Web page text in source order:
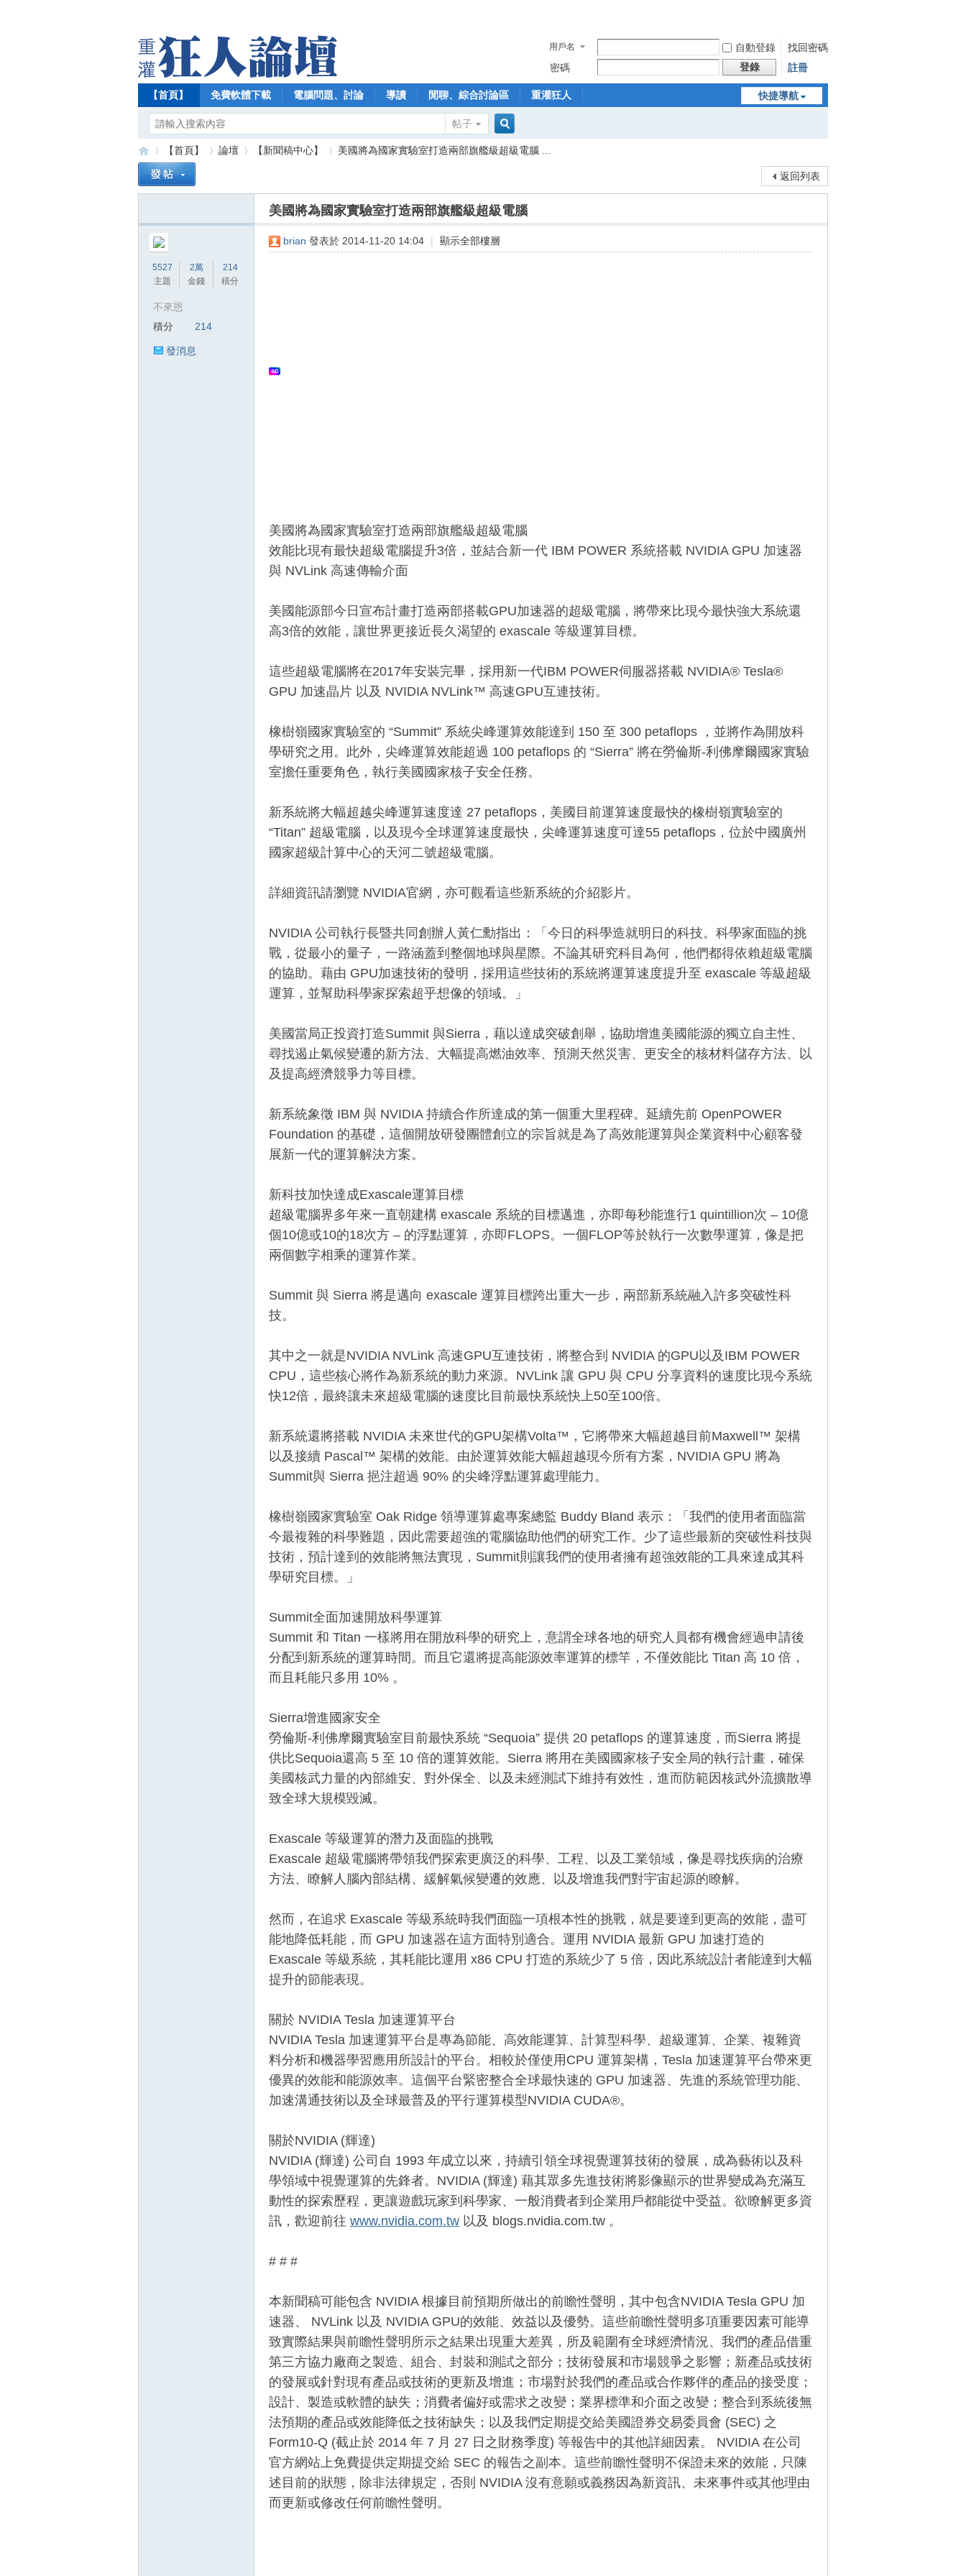
用戶名 自動登錄
找回密碼
密碼
登錄 註冊
快捷導航
【首頁】 免費軟體下載 電腦問題、討論 導讀 閒聊、綜合討論區 重灌狂人
帖子
搜
索
【首頁】 論壇 【新聞稿中心】
›
美國將為國家實驗室打造兩部旗艦級超級電腦 ...
返回列表
美國將為國家實驗室打造兩部旗艦級超級電腦
5527
主題
2萬
金錢
214
積分
不來恩
積分
214
發消息
brian 發表於 2014-11-20 14:04 | 顯示全部樓層
美國將為國家實驗室打造兩部旗艦級超級電腦
效能比現有最快超級電腦提升3倍，並結合新一代 IBM POWER 系統搭載 NVIDIA GPU 加速器
與 NVLink 高速傳輸介面
美國能源部今日宣布計畫打造兩部搭載GPU加速器的超級電腦，將帶來比現今最快強大系統還
高3倍的效能，讓世界更接近長久渴望的 exascale 等級運算目標。
這些超級電腦將在2017年安裝完畢，採用新一代IBM POWER伺服器搭載 NVIDIA® Tesla®
GPU 加速晶片 以及 NVIDIA NVLink™ 高速GPU互連技術。
橡樹嶺國家實驗室的 “Summit” 系統尖峰運算效能達到 150 至 300 petaflops ，並將作為開放科
學研究之用。此外，尖峰運算效能超過 100 petaflops 的 “Sierra” 將在勞倫斯-利佛摩爾國家實驗
室擔任重要角色，執行美國國家核子安全任務。
新系統將大幅超越尖峰運算速度達 27 petaflops，美國目前運算速度最快的橡樹嶺實驗室的
“Titan” 超級電腦，以及現今全球運算速度最快，尖峰運算速度可達55 petaflops，位於中國廣州
國家超級計算中心的天河二號超級電腦。
詳細資訊請瀏覽 NVIDIA官網，亦可觀看這些新系統的介紹影片。
NVIDIA 公司執行長暨共同創辦人黃仁勳指出：「今日的科學造就明日的科技。科學家面臨的挑
戰，從最小的量子，一路涵蓋到整個地球與星際。不論其研究科目為何，他們都得依賴超級電腦
的協助。藉由 GPU加速技術的發明，採用這些技術的系統將運算速度提升至 exascale 等級超級
運算，並幫助科學家探索超乎想像的領域。」
美國當局正投資打造Summit 與Sierra，藉以達成突破創舉，協助增進美國能源的獨立自主性、
尋找遏止氣候變遷的新方法、大幅提高燃油效率、預測天然災害、更安全的核材料儲存方法、以
及提高經濟競爭力等目標。
新系統象徵 IBM 與 NVIDIA 持續合作所達成的第一個重大里程碑。延續先前 OpenPOWER
Foundation 的基礎，這個開放研發團體創立的宗旨就是為了高效能運算與企業資料中心顧客發
展新一代的運算解決方案。
新科技加快達成Exascale運算目標
超級電腦界多年來一直朝建構 exascale 系統的目標邁進，亦即每秒能進行1 quintillion次 – 10億
個10億或10的18次方 – 的浮點運算，亦即FLOPS。一個FLOP等於執行一次數學運算，像是把
兩個數字相乘的運算作業。
Summit 與 Sierra 將是邁向 exascale 運算目標跨出重大一步，兩部新系統融入許多突破性科
技。
其中之一就是NVIDIA NVLink 高速GPU互連技術，將整合到 NVIDIA 的GPU以及IBM POWER
CPU，這些核心將作為新系統的動力來源。NVLink 讓 GPU 與 CPU 分享資料的速度比現今系統
快12倍，最終讓未來超級電腦的速度比目前最快系統快上50至100倍。
新系統還將搭載 NVIDIA 未來世代的GPU架構Volta™，它將帶來大幅超越目前Maxwell™ 架構
以及接續 Pascal™ 架構的效能。由於運算效能大幅超越現今所有方案，NVIDIA GPU 將為
Summit與 Sierra 挹注超過 90% 的尖峰浮點運算處理能力。
橡樹嶺國家實驗室 Oak Ridge 領導運算處專案總監 Buddy Bland 表示：「我們的使用者面臨當
今最複雜的科學難題，因此需要超強的電腦協助他們的研究工作。少了這些最新的突破性科技與
技術，預計達到的效能將無法實現，Summit則讓我們的使用者擁有超強效能的工具來達成其科
學研究目標。」
Summit全面加速開放科學運算
Summit 和 Titan 一樣將用在開放科學的研究上，意謂全球各地的研究人員都有機會經過申請後
分配到新系統的運算時間。而且它還將提高能源效率運算的標竿，不僅效能比 Titan 高 10 倍，
而且耗能只多用 10% 。
Sierra增進國家安全
勞倫斯-利佛摩爾實驗室目前最快系統 “Sequoia” 提供 20 petaflops 的運算速度，而Sierra 將提
供比Sequoia還高 5 至 10 倍的運算效能。Sierra 將用在美國國家核子安全局的執行計畫，確保
美國核武力量的內部維安、對外保全、以及未經測試下維持有效性，進而防範因核武外流擴散導
致全球大規模毀滅。
Exascale 等級運算的潛力及面臨的挑戰
Exascale 超級電腦將帶領我們探索更廣泛的科學、工程、以及工業領域，像是尋找疾病的治療
方法、瞭解人腦內部結構、緩解氣候變遷的效應、以及增進我們對宇宙起源的瞭解。
然而，在追求 Exascale 等級系統時我們面臨一項根本性的挑戰，就是要達到更高的效能，盡可
能地降低耗能，而 GPU 加速器在這方面特別適合。運用 NVIDIA 最新 GPU 加速打造的
Exascale 等級系統，其耗能比運用 x86 CPU 打造的系統少了 5 倍，因此系統設計者能達到大幅
提升的節能表現。
關於 NVIDIA Tesla 加速運算平台
NVIDIA Tesla 加速運算平台是專為節能、高效能運算、計算型科學、超級運算、企業、複雜資
料分析和機器學習應用所設計的平台。相較於僅使用CPU 運算架構，Tesla 加速運算平台帶來更
優異的效能和能源效率。這個平台緊密整合全球最快速的 GPU 加速器、先進的系統管理功能、
加速溝通技術以及全球最普及的平行運算模型NVIDIA CUDA®。
關於NVIDIA (輝達)
NVIDIA (輝達) 公司自 1993 年成立以來，持續引領全球視覺運算技術的發展，成為藝術以及科
學領域中視覺運算的先鋒者。NVIDIA (輝達) 藉其眾多先進技術將影像顯示的世界變成為充滿互
動性的探索歷程，更讓遊戲玩家到科學家、一般消費者到企業用戶都能從中受益。欲瞭解更多資
訊，歡迎前往 www.nvidia.com.tw 以及 blogs.nvidia.com.tw 。
# # #
本新聞稿可能包含 NVIDIA 根據目前預期所做出的前瞻性聲明，其中包含NVIDIA Tesla GPU 加
速器、 NVLink 以及 NVIDIA GPU的效能、效益以及優勢。這些前瞻性聲明多項重要因素可能導
致實際結果與前瞻性聲明所示之結果出現重大差異，所及範圍有全球經濟情況、我們的產品借重
第三方協力廠商之製造、組合、封裝和測試之部分；技術發展和市場競爭之影響；新產品或技術
的發展或針對現有產品或技術的更新及增進；市場對於我們的產品或合作夥伴的產品的接受度；
設計、製造或軟體的缺失；消費者偏好或需求之改變；業界標準和介面之改變；整合到系統後無
法預期的產品或效能降低之技術缺失；以及我們定期提交給美國證券交易委員會 (SEC) 之
Form10-Q (截止於 2014 年 7 月 27 日之財務季度) 等報告中的其他詳細因素。 NVIDIA 在公司
官方網站上免費提供定期提交給 SEC 的報告之副本。這些前瞻性聲明不保證未來的效能，只陳
述目前的狀態，除非法律規定，否則 NVIDIA 沒有意願或義務因為新資訊、未來事件或其他理由
而更新或修改任何前瞻性聲明。